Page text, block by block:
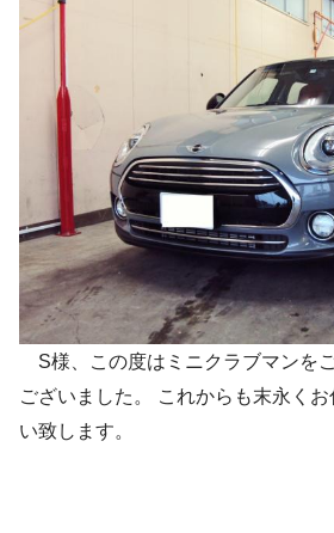
S様、この度はミニクラブマンを
ございました。 これからも末永く
い致します。